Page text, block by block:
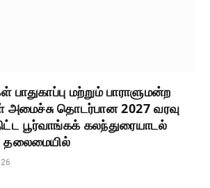
மற்றும் பாராளுமன்ற
தொடர்பான 2027 வரவு
பூர்வாங்கக் கலந்துரையாடல்
தலைமையில்